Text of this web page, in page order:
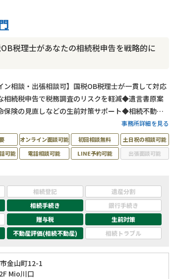
税理士があなたの相続税申告を戦略的に
ン相談・出張相談可】国税OB税理士が一貫して対応
続税申告で税務調査のリスクを軽減◆遺言書原案
保険の見直しなどの生前対策サポート◆相続不動産
ティングもお任せください。夜間・土日祝日でも事
をいただければ対応いたします！
事務所詳細を見る
オンライン面談可能 初回相談無料
土日祝の相談可能
可能
電話相談可能 LINE予約可能 出張面談可能
相続登記
遺産分割
相続手続き
銀行手続き
贈与税
生前対策
不動産評価(相続不動産) 相続トラブル
金山町12-1
Mio川口